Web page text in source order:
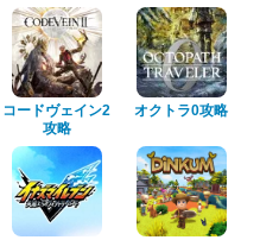
コードヴェイン2
攻略
オクトラ0攻略